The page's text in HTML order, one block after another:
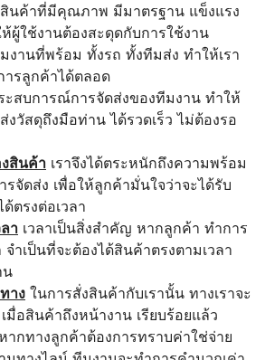
นค้าที่มีคุณภาพ มีมาตรฐาน แข็งแรง
ผู้ใช้งานต้องสะดุดกับการใช้งาน
งานที่พร้อม ทั้งรถ ทั้งทีมส่ง ทำให้เรา
ารลูกค้าได้ตลอด
ะสบการณ์การจัดส่งของทีมงาน ทำให้
งวัสดุถึงมือท่าน ได้รวดเร็ว ไม่ต้องรอ
สินค้า เราจึงได้ตระหนักถึงความพร้อม
จัดส่ง เพื่อให้ลูกค้ามั่นใจว่าจะได้รับ
ตรงต่อเวลา
า เวลาเป็นสิ่งสำคัญ หากลูกค้า ทำการ
จำเป็นที่จะต้องได้สินค้าตรงตามเวลา
น
าง ในการสั่งสินค้ากับเรานั้น ทางเราจะ
เมื่อสินค้าถึงหน้างาน เรียบร้อยแล้ว
ากทางลูกค้าต้องการทราบค่าใช่จ่าย